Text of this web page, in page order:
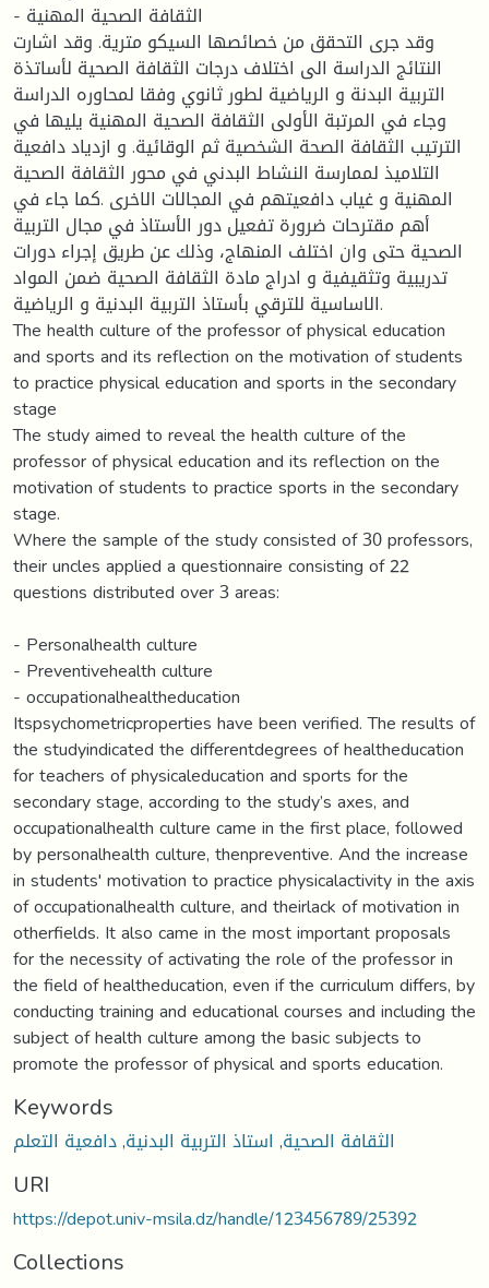
- الثقافة الصحية المهنية
وقد جرى التحقق من خصائصها السيكو مترية. وقد اشارت
النتائج الدراسة الى اختلاف درجات الثقافة الصحية لأساتذة
التربية البدنة و الرياضية لطور ثانوي وفقا لمحاوره الدراسة
وجاء في المرتبة الأولى الثقافة الصحية المهنية يليها في
الترتيب الثقافة الصحة الشخصية ثم الوقائية. و ازدياد دافعية
التلاميذ لممارسة النشاط البدني في محور الثقافة الصحية
المهنية و غياب دافعيتهم في المجالات الاخرى .كما جاء في
أهم مقترحات ضرورة تفعيل دور الأستاذ في مجال التربية
الصحية حتى وان اختلف المنهاج، وذلك عن طريق إجراء دورات
تدريبية وتثقيفية و ادراج مادة الثقافة الصحية ضمن المواد
الاساسية للترقي بأستاذ التربية البدنية و الرياضية.
The health culture of the professor of physical education
and sports and its reflection on the motivation of students
to practice physical education and sports in the secondary
stage
The study aimed to reveal the health culture of the
professor of physical education and its reflection on the
motivation of students to practice sports in the secondary
stage.
Where the sample of the study consisted of 30 professors,
their uncles applied a questionnaire consisting of 22
questions distributed over 3 areas:
- Personalhealth culture
- Preventivehealth culture
- occupationalhealtheducation
Itspsychometricproperties have been verified. The results of
the studyindicated the differentdegrees of healtheducation
for teachers of physicaleducation and sports for the
secondary stage, according to the study’s axes, and
occupationalhealth culture came in the first place, followed
by personalhealth culture, thenpreventive. And the increase
in students' motivation to practice physicalactivity in the axis
of occupationalhealth culture, and theirlack of motivation in
otherfields. It also came in the most important proposals
for the necessity of activating the role of the professor in
the field of healtheducation, even if the curriculum differs, by
conducting training and educational courses and including the
subject of health culture among the basic subjects to
promote the professor of physical and sports education.
Keywords
الثقافة الصحية, استاذ التربية البدنية,دافعية التعلم
URI
https://depot.univ-msila.dz/handle/123456789/25392
Collections